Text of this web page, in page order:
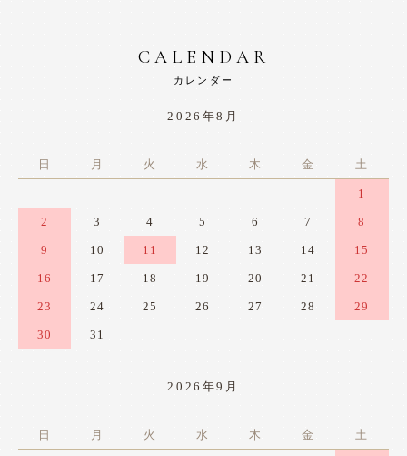
CALENDAR
カレンダー
2026年8月
日 月 火 水 木 金 土
1
2 3 4 5 6 7 8
9 10 11 12 13 14 15
16 17 18 19 20 21 22
23 24 25 26 27 28 29
30 31
2026年9月
日 月 火 水 木 金 土